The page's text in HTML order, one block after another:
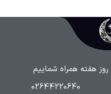
02644220640